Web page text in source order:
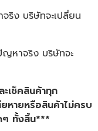
ริง บริษัทจะเปลี่ยน
หาจริง บริษัทจะ
เช็คสินค้าทุก
หายหรือสินค้าไม่ครบ
ๆ ทั้งสิ้น***